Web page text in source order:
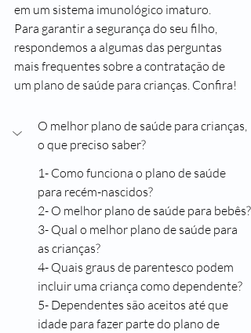
em um sistema imunológico imaturo.
Para garantir a segurança do seu filho,
respondemos a algumas das perguntas
mais frequentes sobre a contratação de
um plano de saúde para crianças. Confira!
O melhor plano de saúde para crianças,
o que preciso saber?
1- Como funciona o plano de saúde
para recém-nascidos?
2- O melhor plano de saúde para bebês?
3- Qual o melhor plano de saúde para
as crianças?
4- Quais graus de parentesco podem
incluir uma criança como dependente?
5- Dependentes são aceitos até que
idade para fazer parte do plano de